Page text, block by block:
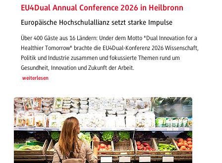
EU4Dual Annual Conference 2026 in Heilbronn
Europäische Hochschulallianz setzt starke Impulse
Über 400 Gäste aus 16 Ländern: Under dem Motto "Dual Innovation for a
Healthier Tomorrow" brachte die EU4Dual-Konferenz 2026 Wissenschaft,
Politik und Industrie zusammen und fokussierte Themen rund um
Gesundheit, Innovation und Zukunft der Arbeit.
weiterlesen